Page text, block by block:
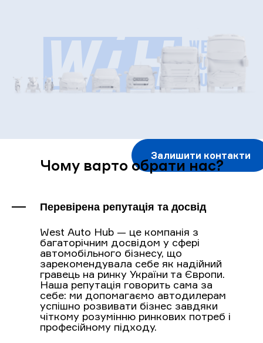
Залишити контакти
Чому варто обрати нас?
Перевірена репутація та досвід
West Auto Hub — це компанія з
багаторічним досвідом у сфері
автомобільного бізнесу, що
зарекомендувала себе як надійний
гравець на ринку України та Європи.
Наша репутація говорить сама за
себе: ми допомагаємо автодилерам
успішно розвивати бізнес завдяки
чіткому розумінню ринкових потреб і
професійному підходу.